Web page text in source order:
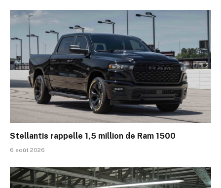
Stellantis rappelle 1,5 million de Ram 1500
6 août 2026